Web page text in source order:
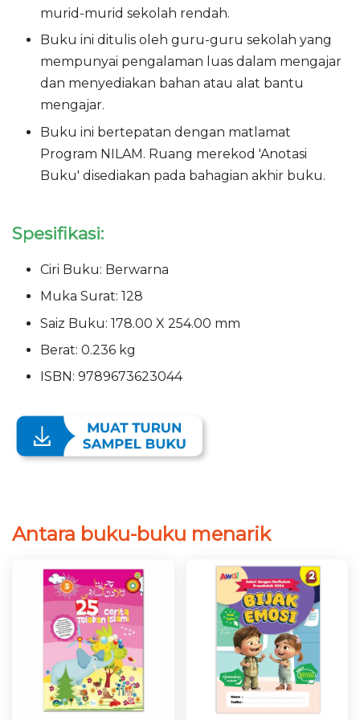
murid-murid sekolah rendah.
Buku ini ditulis oleh guru-guru sekolah yang
mempunyai pengalaman luas dalam mengajar
dan menyediakan bahan atau alat bantu
mengajar.
Buku ini bertepatan dengan matlamat
Program NILAM. Ruang merekod 'Anotasi
Buku' disediakan pada bahagian akhir buku.
Spesifikasi:
Ciri Buku: Berwarna
Muka Surat: 128
Saiz Buku: 178.00 X 254.00 mm
Berat: 0.236 kg
ISBN: 9789673623044
Antara buku-buku menarik